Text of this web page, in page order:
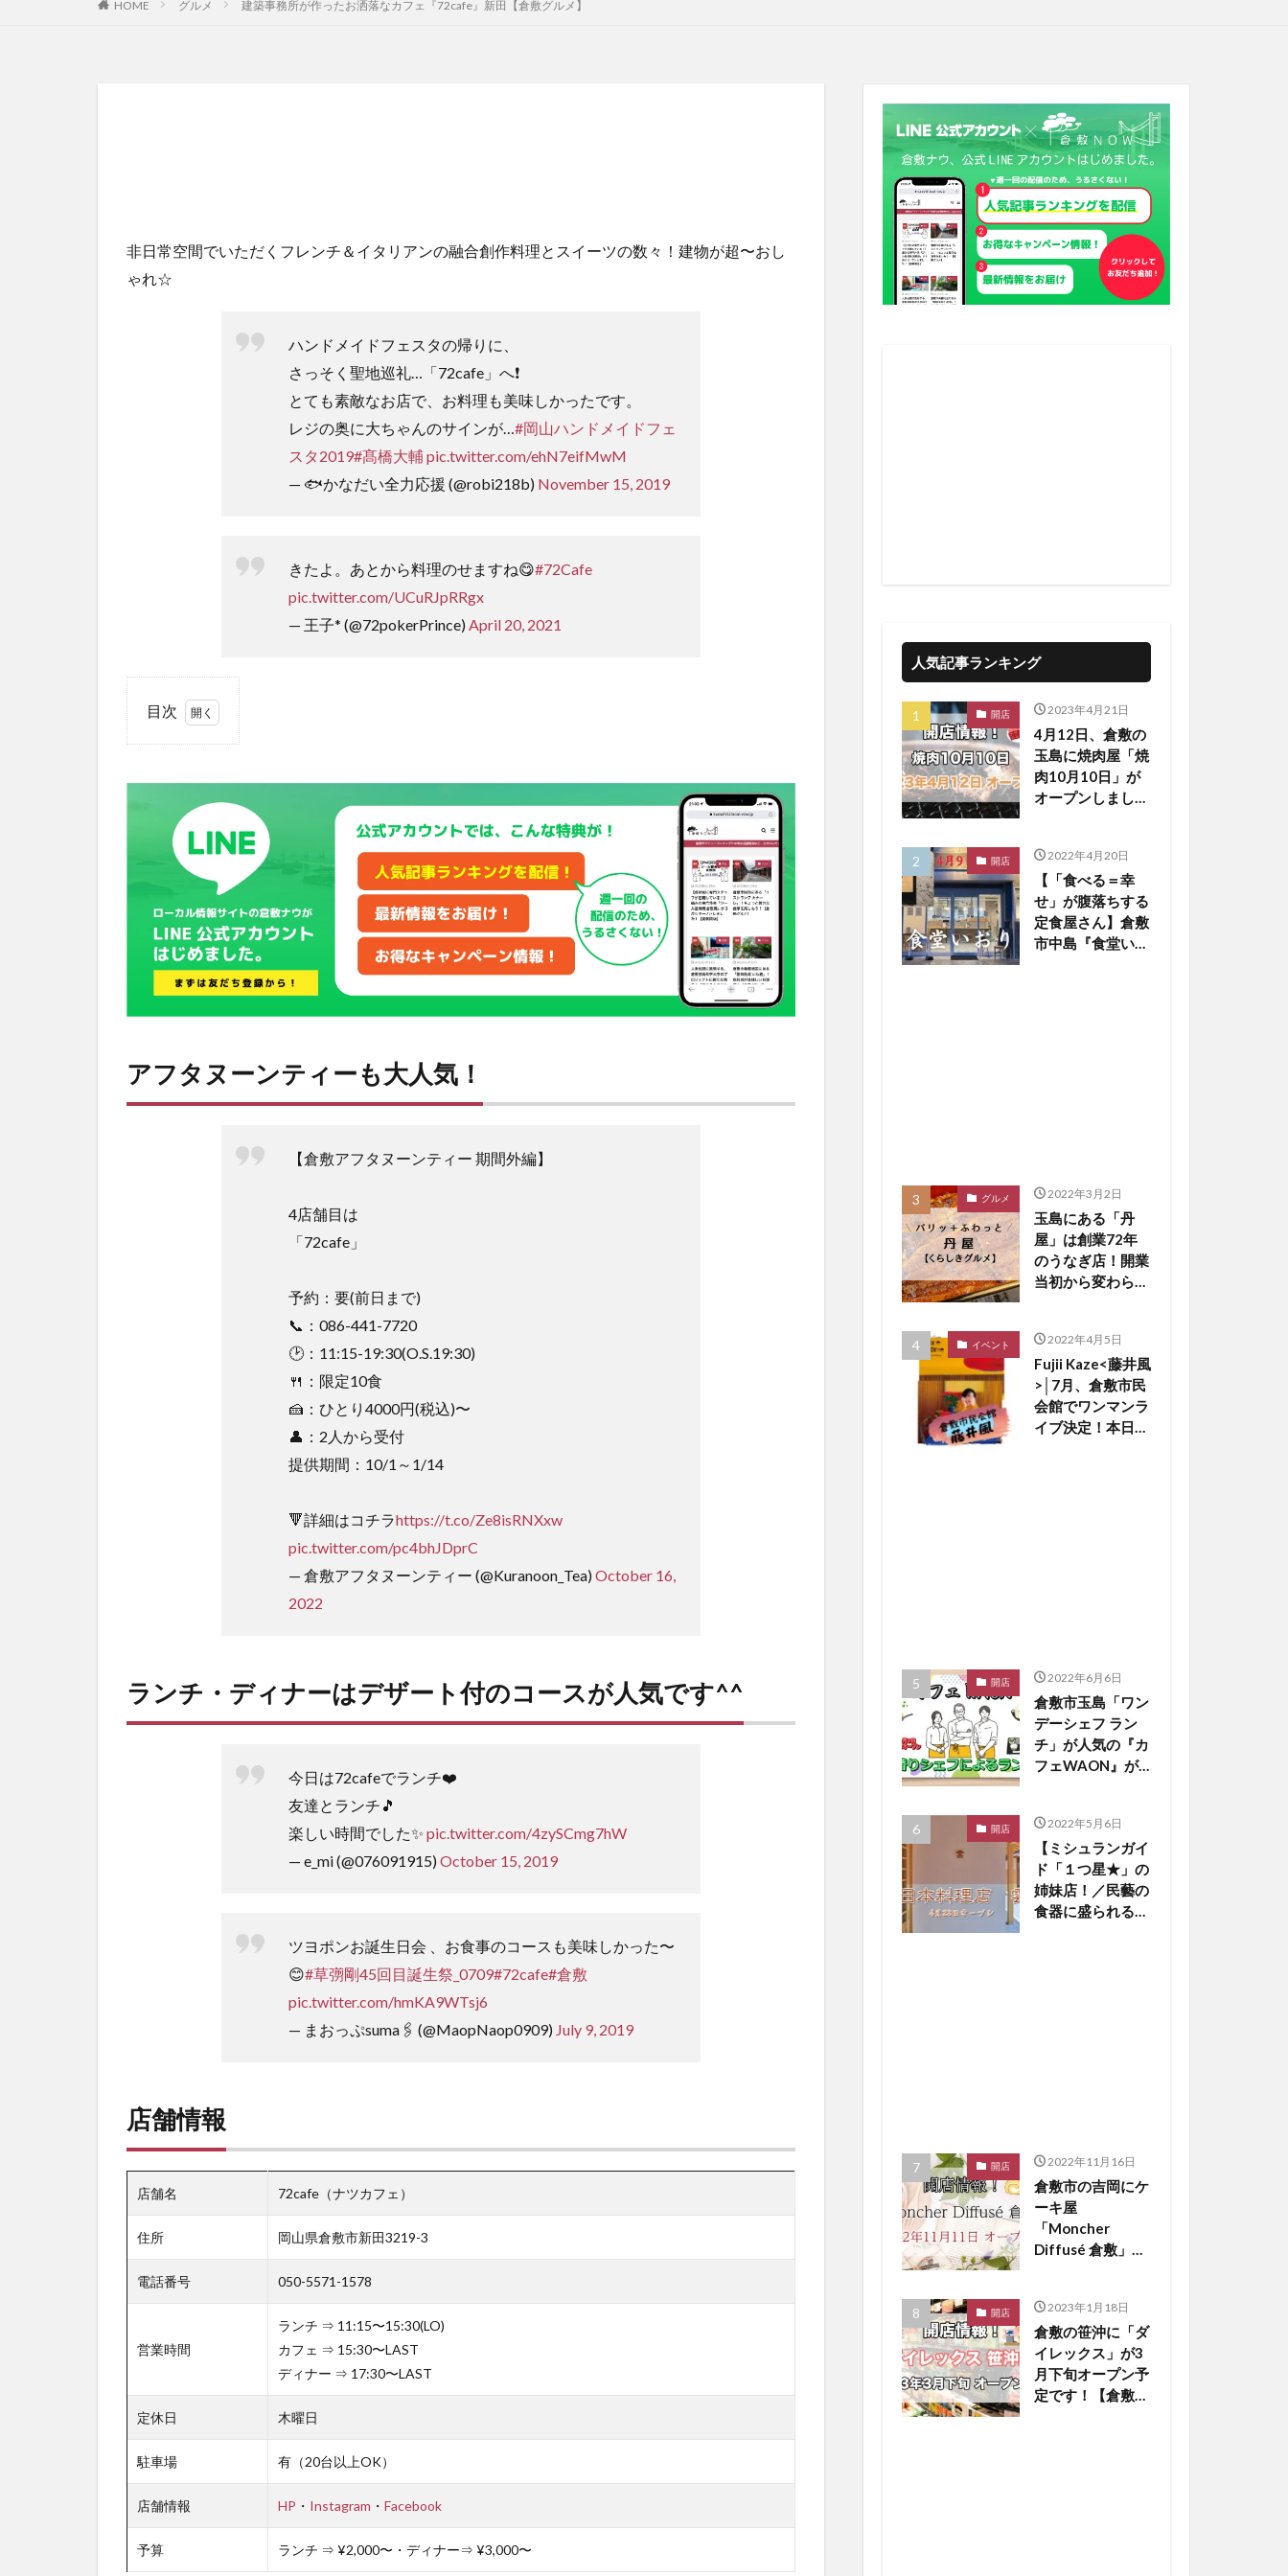
HOME グルメ 建築事務所が作ったお洒落なカフェ『72cafe』新田【倉敷グルメ】
非日常空間でいただくフレンチ＆イタリアンの融合創作料理とスイーツの数々！建物が超〜おし
ゃれ☆
ハンドメイドフェスタの帰りに、
さっそく聖地巡礼…「72cafe」へ❗️
とても素敵なお店で、お料理も美味しかったです。
レジの奥に大ちゃんのサインが… #岡山ハンドメイドフェ
スタ2019#髙橋大輔pic.twitter.com/ehN7eifMwM
— 🐟かなだい全力応援 (@robi218b) November 15, 2019
きたよ。あとから料理のせますね😋#72Cafe
pic.twitter.com/UCuRJpRRgx
— 王子* (@72pokerPrince) April 20, 2021
目次
タヌ
2
ラン
チ・
ナー
はデ
のコ
アフタヌーンティーも大人気！
【倉敷アフタヌーンティー 期間外編】
4店舗目は
「72cafe」
予約：要(前日まで)
📞：086-441-7720
🕑：11:15-19:30(O.S.19:30)
🍴：限定10食
🍰：ひとり4000円(税込)〜
👤：2人から受付
提供期間：10/1～1/14
🔻詳細はコチラhttps://t.co/Ze8isRNXxw
pic.twitter.com/pc4bhJDprC
— 倉敷アフタヌーンティー (@Kuranoon_Tea)October 16,
2022
ランチ・ディナーはデザート付のコースが人気です^^
今日は72cafeでランチ❤️
友達とランチ🎵
楽しい時間でした✨ pic.twitter.com/4zySCmg7hW
— e_mi (@076091915)October 15, 2019
ツヨポンお誕生日会 、お食事のコースも美味しかった〜
😊#草彅剛45回目誕生祭_0709#72cafe#倉敷
pic.twitter.com/hmKA9WTsj6
— まおっぷsuma🖇 (@MaopNaop0909) July 9, 2019
店舗情報
店舗名 72cafe（ナツカフェ）
住所 岡山県倉敷市新田3219-3
電話番号 050-5571-1578
営業時間
ランチ ⇒ 11:15〜15:30(LO)
カフェ ⇒ 15:30〜LAST
ディナー ⇒ 17:30〜LAST
定休日 木曜日
駐車場 有（20台以上OK）
店舗情報 HP ・ Instagram ・ Facebook
予算 ランチ ⇒ ¥2,000〜・ディナー⇒ ¥3,000〜
人気記事ランキング
開店 2023年4月21日
4月12日、倉敷の
玉島に焼肉屋「焼
肉10月10日」が
オープンしまし
開店 2022年4月20日
【「食べる＝幸
せ」が腹落ちする
定食屋さん】倉敷
市中島『食堂いお
グルメ 2022年3月2日
玉島にある「丹
屋」は創業72年
のうなぎ店！開業
当初から変わらな
メ】
イベント 2022年4月5日
Fujii Kaze<藤井風
>│7月、倉敷市民
会館でワンマンラ
イブ決定！本日5
開店 2022年6月6日
倉敷市玉島「ワン
デーシェフ ラン
チ」が人気の『カ
フェWAON』が
た！【倉敷開店】
開店 2022年5月6日
【ミシュランガイ
ド「１つ星★」の
姉妹店！／民藝の
食器に盛られる和
開店 2022年11月16日
倉敷市の吉岡にケ
ーキ屋
「Moncher
Diffusé 倉敷」が
敷開店】
開店 2023年1月18日
倉敷の笹沖に「ダ
イレックス」が3
月下旬オープン予
定です！【倉敷開